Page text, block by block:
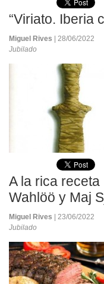
“Viriato. Iberia
Miguel Rives
| 28/06/2022
Jubilado
A la rica
Wahlöö y Maj
Miguel Rives
| 23/06/2022
Jubilado